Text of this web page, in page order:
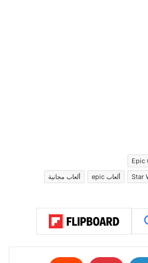
Epic
Star
ألعاب epic
ألعاب مجانية